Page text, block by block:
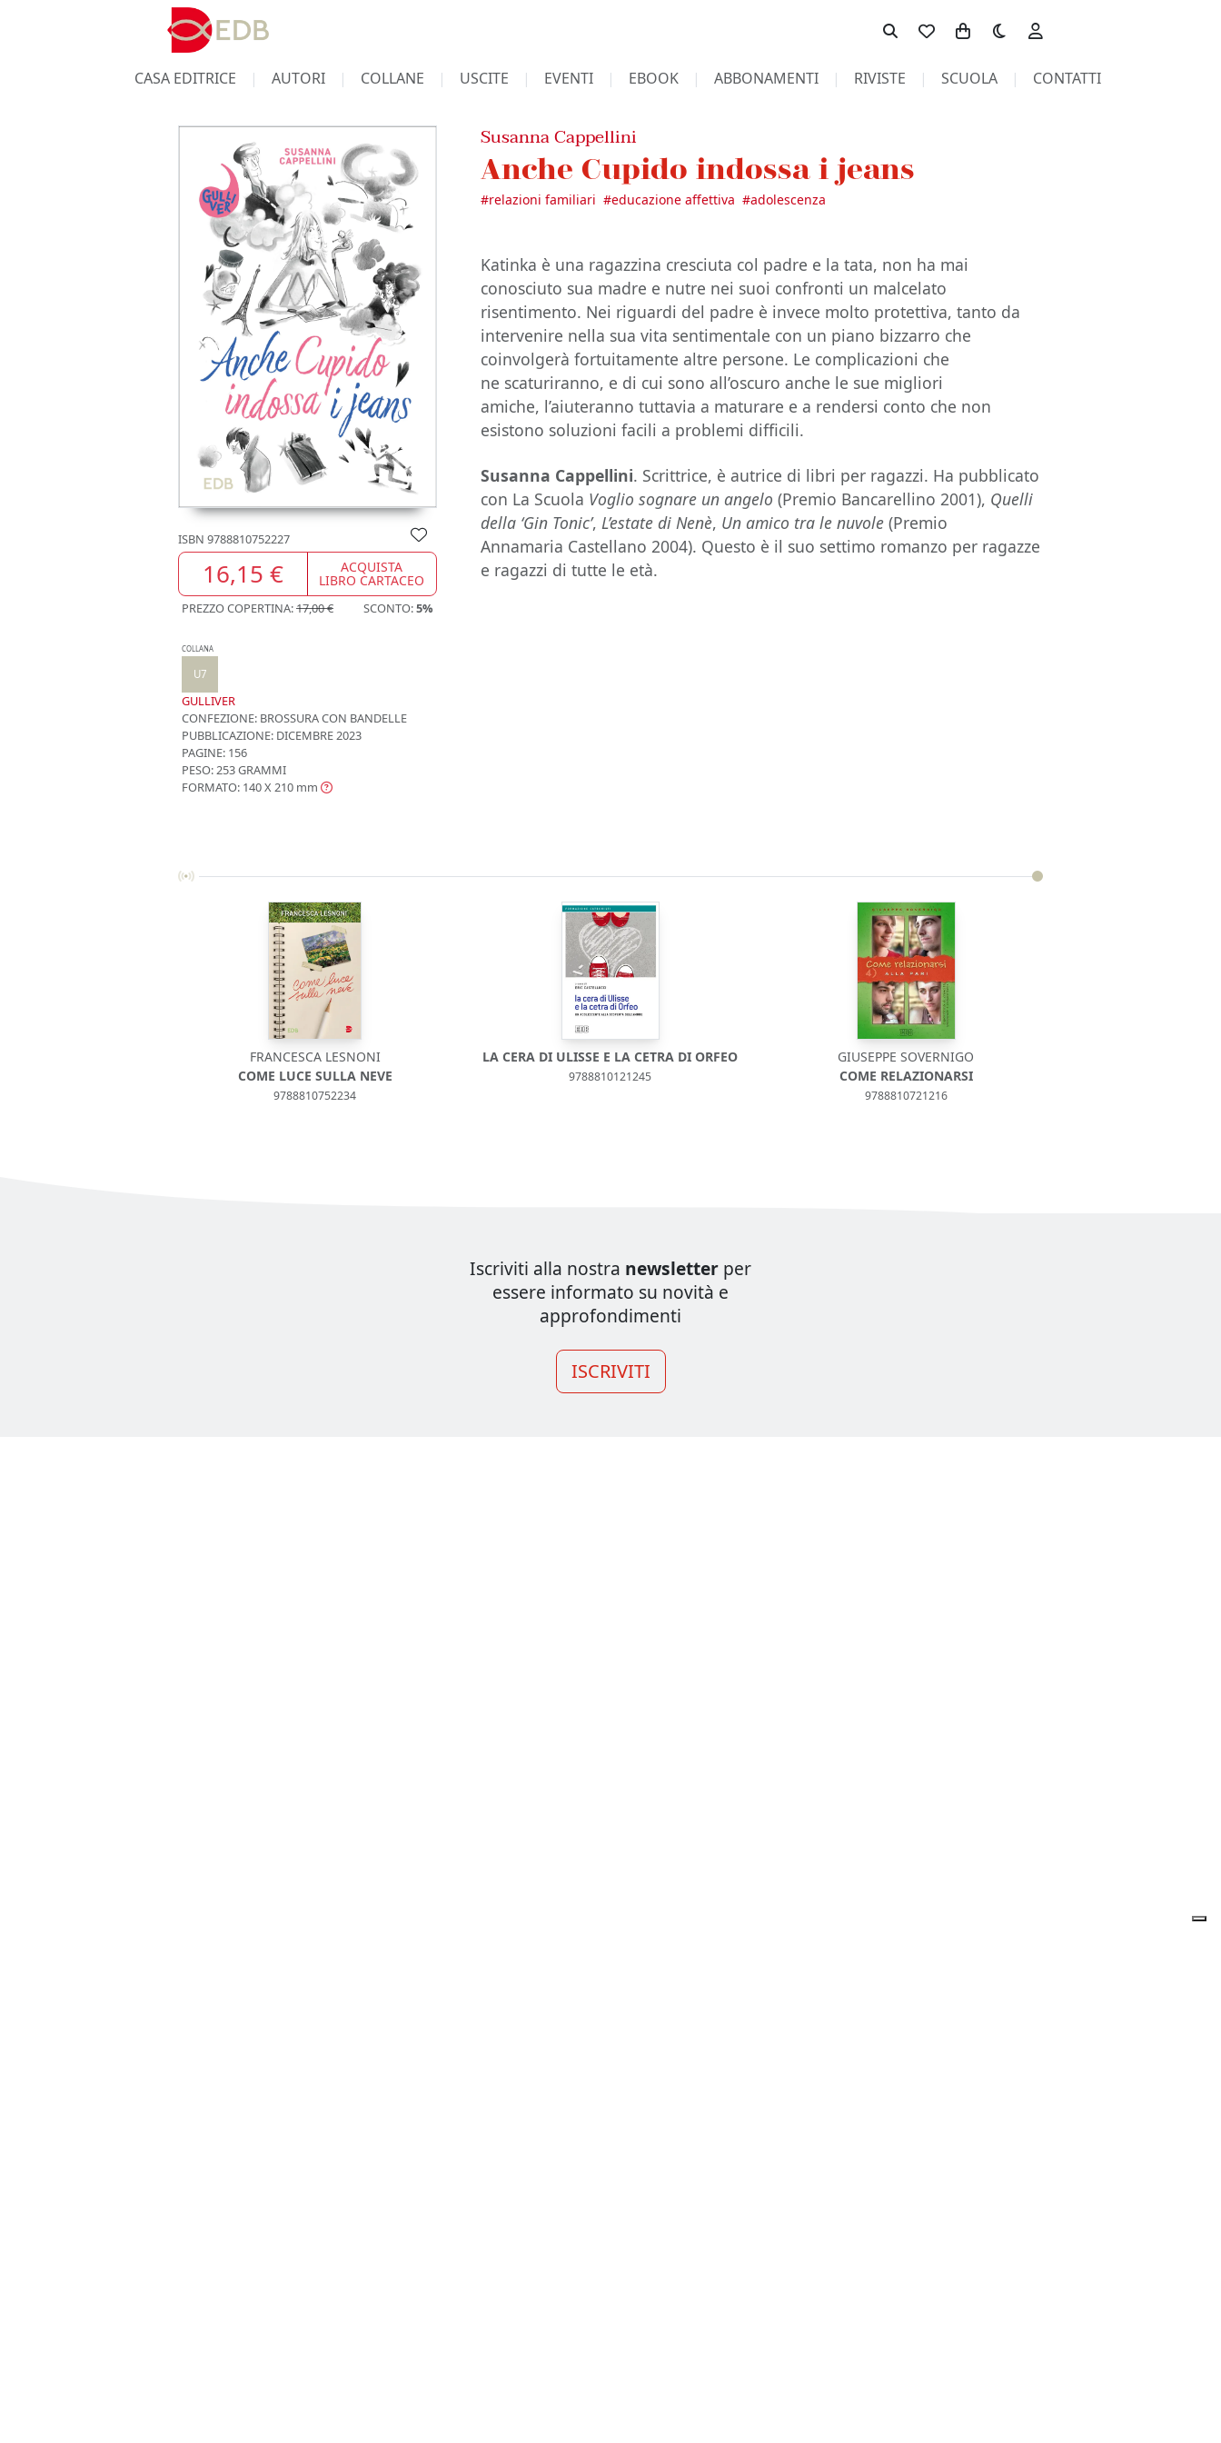
Toggle theme
CASA EDITRICE AUTORI COLLANE USCITE EVENTI EBOOK ABBONAMENTI RIVISTE SCUOLA CONTATTI
ISBN 9788810752227
16,15 € ACQUISTA
LIBRO CARTACEO
PREZZO COPERTINA:17,00 € SCONTO:5%
COLLANA
U7
GULLIVER
CONFEZIONE: BROSSURA CON BANDELLE
PUBBLICAZIONE: DICEMBRE 2023
PAGINE: 156
PESO: 253 GRAMMI
FORMATO: 140 X 210 mm
Susanna Cappellini
Anche Cupido indossa i jeans
#relazioni familiari #educazione affettiva #adolescenza
Katinka è una ragazzina cresciuta col padre e la tata, non ha mai
conosciuto sua madre e nutre nei suoi confronti un malcelato
risentimento. Nei riguardi del padre è invece molto protettiva, tanto da
intervenire nella sua vita sentimentale con un piano bizzarro che
coinvolgerà fortuitamente altre persone. Le complicazioni che
ne scaturiranno, e di cui sono all’oscuro anche le sue migliori
amiche, l’aiuteranno tuttavia a maturare e a rendersi conto che non
esistono soluzioni facili a problemi difficili.
Susanna Cappellini. Scrittrice, è autrice di libri per ragazzi. Ha pubblicato
con La Scuola Voglio sognare un angelo (Premio Bancarellino 2001), Quelli
della ‘Gin Tonic’,L’estate di Nenè, Un amico tra le nuvole (Premio
Annamaria Castellano 2004). Questo è il suo settimo romanzo per ragazze
e ragazzi di tutte le età.
FRANCESCA LESNONI
COME LUCE SULLA NEVE
9788810752234
LA CERA DI ULISSE E LA CETRA DI ORFEO
9788810121245
GIUSEPPE SOVERNIGO
COME RELAZIONARSI
9788810721216
Iscriviti alla nostra newsletter per
essere informato su novità e
approfondimenti
ISCRIVITI